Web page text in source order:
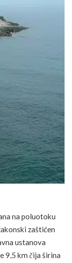
na poluotoku
zaštićen
ustanova
9,5 km čija širina